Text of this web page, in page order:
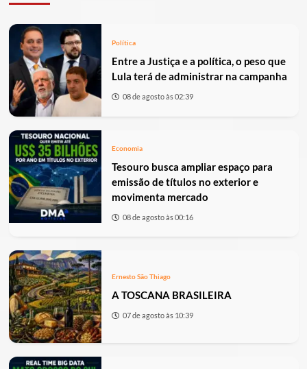
Política
Entre a Justiça e a política, o peso que
Lula terá de administrar na campanha
08 de agosto às 02:39
Economia
Tesouro busca ampliar espaço para
emissão de títulos no exterior e
movimenta mercado
08 de agosto às 00:16
Ernesto São Thiago
A TOSCANA BRASILEIRA
07 de agosto às 10:39